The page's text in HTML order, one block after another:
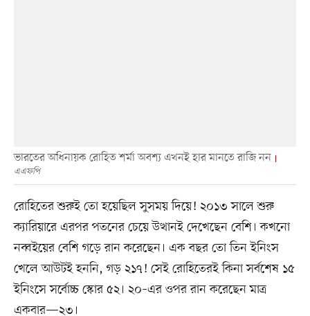
ভারতের অধিনায়ক রোহিত শর্মা অবশ্য এখনই হার মানতে রাজি নন
এএফপি
রোহিতের শুরুই তো হয়েছিল সুসময় দিয়ে! ২০১৩ সালে শুরু
ক্যারিয়ারে এরপর পতনের চেয়ে উত্থানই দেখেছেন বেশি। কখনো
নব্বইয়ের বেশি গড়ে রান করেছেন। এক বছর তো তিন ইনিংস
খেলে আউটই হননি, গড় ২১৭! সেই রোহিতেরই কিনা সর্বশেষ ১৫
ইনিংসে সর্বোচ্চ স্কোর ৫২। ২০–এর ওপর রান করেছেন মাত্র
একবার—২৩।